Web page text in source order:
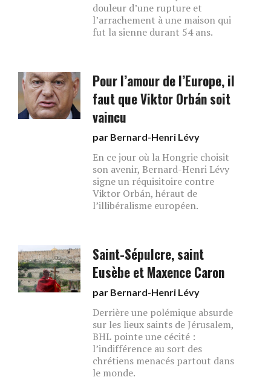
douleur d’une rupture et
l’arrachement à une maison qui
fut la sienne durant 54 ans.
Pour l’amour de l’Europe, il
faut que Viktor Orbán soit
vaincu
par Bernard-Henri Lévy
En ce jour où la Hongrie choisit
son avenir, Bernard-Henri Lévy
signe un réquisitoire contre
Viktor Orbán, héraut de
l’illibéralisme européen.
Saint-Sépulcre, saint
Eusèbe et Maxence Caron
par Bernard-Henri Lévy
Derrière une polémique absurde
sur les lieux saints de Jérusalem,
BHL pointe une cécité :
l’indifférence au sort des
chrétiens menacés partout dans
le monde.